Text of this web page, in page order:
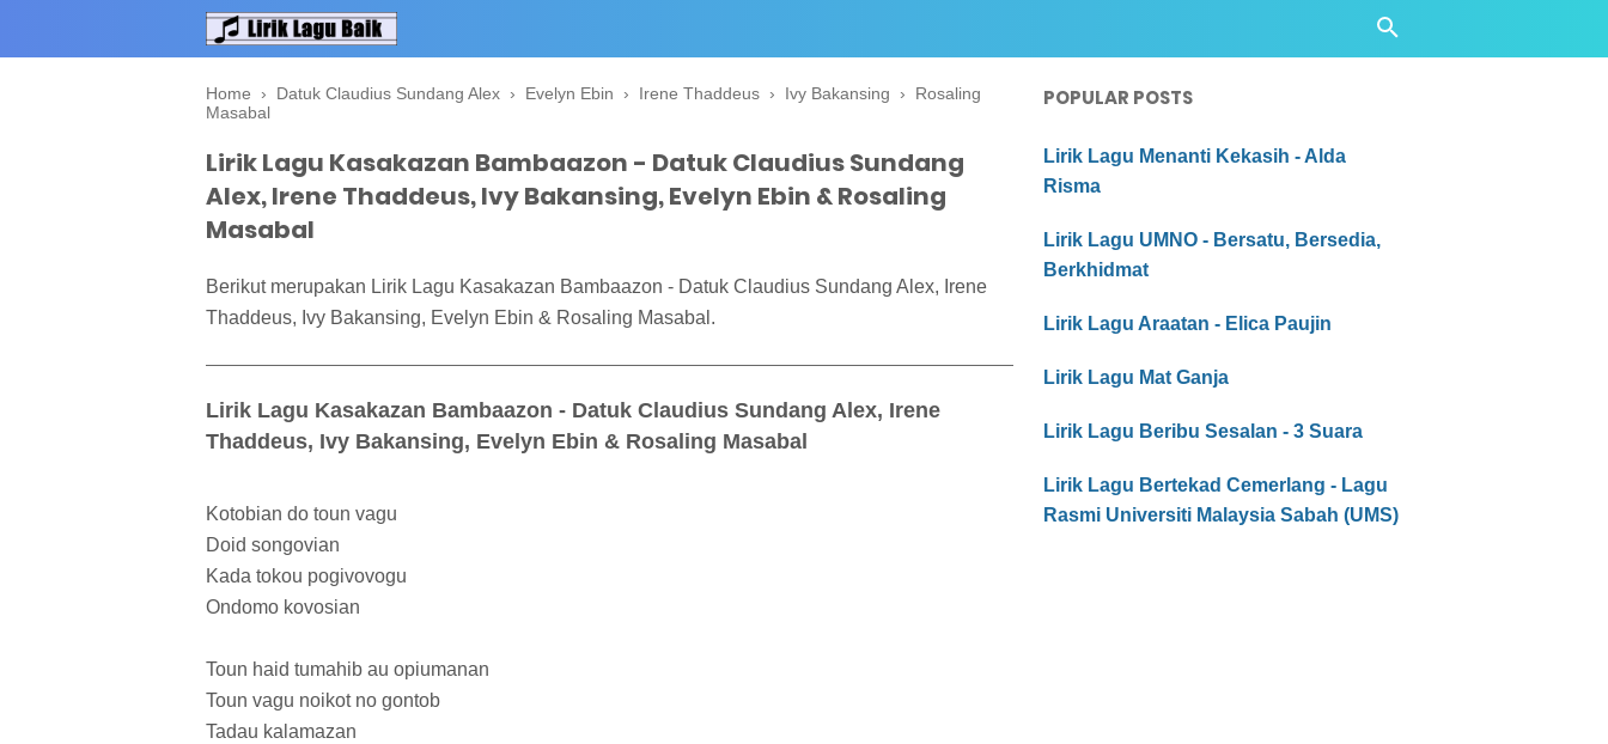
Home › Datuk Claudius Sundang Alex › Evelyn Ebin › Irene Thaddeus › Ivy Bakansing › Rosaling
Masabal
Lirik Lagu Kasakazan Bambaazon - Datuk Claudius Sundang
Alex, Irene Thaddeus, Ivy Bakansing, Evelyn Ebin & Rosaling
Masabal
Berikut merupakan Lirik Lagu Kasakazan Bambaazon - Datuk Claudius Sundang Alex, Irene
Thaddeus, Ivy Bakansing, Evelyn Ebin & Rosaling Masabal.
Lirik Lagu Kasakazan Bambaazon - Datuk Claudius Sundang Alex, Irene
Thaddeus, Ivy Bakansing, Evelyn Ebin & Rosaling Masabal
Kotobian do toun vagu
Doid songovian
Kada tokou pogivovogu
Ondomo kovosian
Toun haid tumahib au opiumanan
Toun vagu noikot no gontob
Tadau kalamazan
POPULAR POSTS
Lirik Lagu Menanti Kekasih - Alda
Risma
Lirik Lagu UMNO - Bersatu, Bersedia,
Berkhidmat
Lirik Lagu Araatan - Elica Paujin
Lirik Lagu Mat Ganja
Lirik Lagu Beribu Sesalan - 3 Suara
Lirik Lagu Bertekad Cemerlang - Lagu
Rasmi Universiti Malaysia Sabah (UMS)